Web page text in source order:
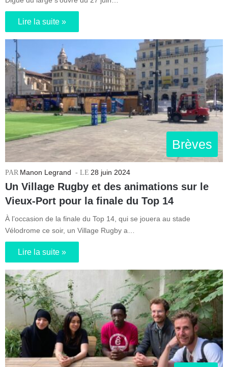
Lire la suite »
Brèves
Manon Legrand 28 juin 2024
Un Village Rugby et des animations sur le
Vieux-Port pour la finale du Top 14
À l’occasion de la finale du Top 14, qui se jouera au stade
Vélodrome ce soir, un Village Rugby a…
Lire la suite »